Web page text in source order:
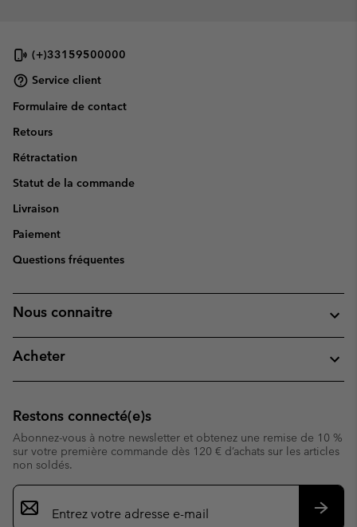
(+)33159500000
Service client
Formulaire de contact
Retours
Rétractation
Statut de la commande
Livraison
Paiement
Questions fréquentes
Nous connaitre
Acheter
Restons connecté(e)s
Abonnez-vous à notre newsletter et obtenez une remise de 10 %
sur votre première commande dès 120 € d’achats sur les articles
non soldés.
Inscription
par